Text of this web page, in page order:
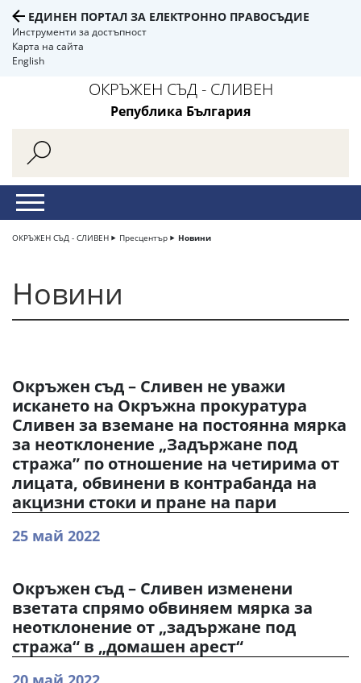
ЕДИНЕН ПОРТАЛ ЗА ЕЛЕКТРОННО ПРАВОСЪДИЕ
Инструменти за достъпност
Карта на сайта
English
ОКРЪЖЕН СЪД - СЛИВЕН
Република България
ОКРЪЖЕН СЪД - СЛИВЕН Пресцентър Новини
Новини
Окръжен съд – Сливен не уважи
искането на Окръжна прокуратура
Сливен за вземане на постоянна мярка
за неотклонение „Задържане под
стража” по отношение на четирима от
лицата, обвинени в контрабанда на
акцизни стоки и пране на пари
25 май 2022
Окръжен съд – Сливен изменени
взетата спрямо обвиняем мярка за
неотклонение от „задържане под
стража“ в „домашен арест“